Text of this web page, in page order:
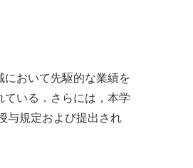
おいて先駆的な業績を
いる．さらには，本学
与規定および提出され